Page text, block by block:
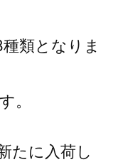
類となりま
。
たに入荷し